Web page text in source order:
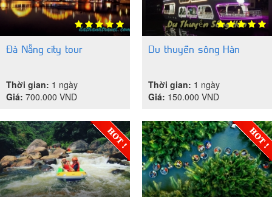
Đà Nẵng city tour
Thời gian: 1 ngày
Giá: 700.000 VND
Du thuyền sông Hàn
Thời gian: 1 ngày
Giá: 150.000 VND